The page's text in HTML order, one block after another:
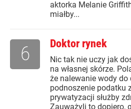
aktorka Melanie
miałby...
Doktor rynek
Nic tak nie uczy jak
na własnej skórze.
że nalewanie wody
podnoszenie podatku
prywatyzacji służby
Zauważyli to dopiero,
6